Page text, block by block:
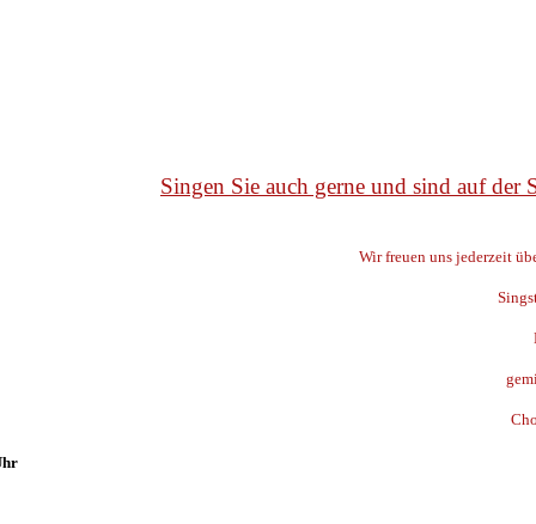
Singen Sie auch gerne und sind auf der
Wir freuen uns jederzeit